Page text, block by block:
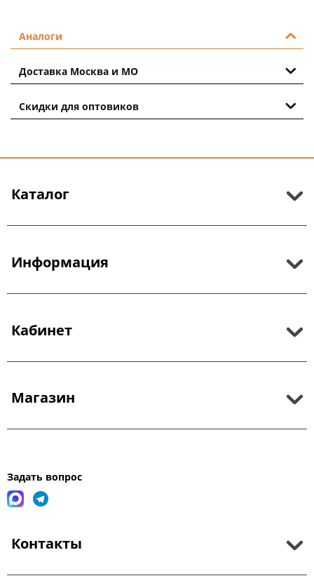
Аналоги
Доставка Москва и МО
Скидки для оптовиков
Каталог
Информация
Кабинет
Магазин
Задать вопрос
Контакты